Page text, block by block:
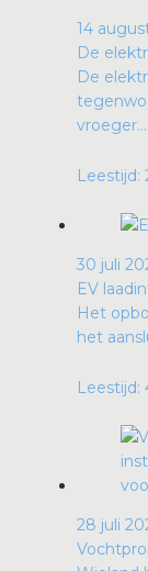
14
De
De
vroeger...
Leestijd:
30 juli
EV
Het
het
Leestijd:
28 juli